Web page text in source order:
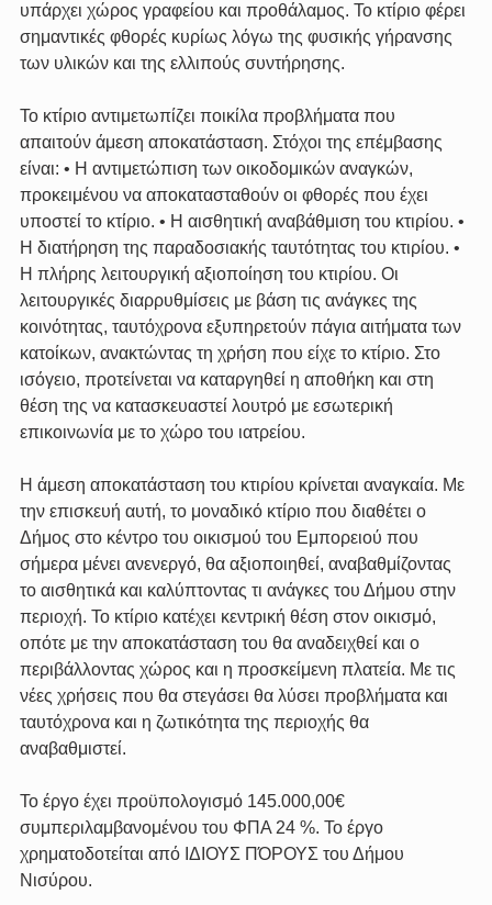
υπάρχει χώρος γραφείου και προθάλαμος. Το κτίριο φέρει
σημαντικές φθορές κυρίως λόγω της φυσικής γήρανσης
των υλικών και της ελλιπούς συντήρησης.
Το κτίριο αντιμετωπίζει ποικίλα προβλήματα που
απαιτούν άμεση αποκατάσταση. Στόχοι της επέμβασης
είναι: • Η αντιμετώπιση των οικοδομικών αναγκών,
προκειμένου να αποκατασταθούν οι φθορές που έχει
υποστεί το κτίριο. • Η αισθητική αναβάθμιση του κτιρίου. •
Η διατήρηση της παραδοσιακής ταυτότητας του κτιρίου. •
Η πλήρης λειτουργική αξιοποίηση του κτιρίου. Οι
λειτουργικές διαρρυθμίσεις με βάση τις ανάγκες της
κοινότητας, ταυτόχρονα εξυπηρετούν πάγια αιτήματα των
κατοίκων, ανακτώντας τη χρήση που είχε το κτίριο. Στο
ισόγειο, προτείνεται να καταργηθεί η αποθήκη και στη
θέση της να κατασκευαστεί λουτρό με εσωτερική
επικοινωνία με το χώρο του ιατρείου.
Η άμεση αποκατάσταση του κτιρίου κρίνεται αναγκαία. Με
την επισκευή αυτή, το μοναδικό κτίριο που διαθέτει ο
Δήμος στο κέντρο του οικισμού του Εμπορειού που
σήμερα μένει ανενεργό, θα αξιοποιηθεί, αναβαθμίζοντας
το αισθητικά και καλύπτοντας τι ανάγκες του Δήμου στην
περιοχή. Το κτίριο κατέχει κεντρική θέση στον οικισμό,
οπότε με την αποκατάσταση του θα αναδειχθεί και ο
περιβάλλοντας χώρος και η προσκείμενη πλατεία. Με τις
νέες χρήσεις που θα στεγάσει θα λύσει προβλήματα και
ταυτόχρονα και η ζωτικότητα της περιοχής θα
αναβαθμιστεί.
Το έργο έχει προϋπολογισμό 145.000,00€
συμπεριλαμβανομένου του ΦΠΑ 24 %. Το έργο
χρηματοδοτείται από ΙΔΙΟΥΣ ΠΌΡΟΥΣ του Δήμου
Νισύρου.